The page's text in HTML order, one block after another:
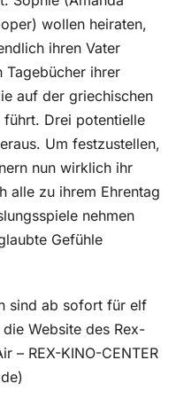
wollen heiraten,
ihren Vater
Tagebücher ihrer
auf der griechischen
führt. Drei potentielle
Um festzustellen,
nun wirklich ihr
alle zu ihrem Ehrentag
nehmen
Gefühle
sind ab sofort für elf
Website des Rex-
– REX-KINO-CENTER